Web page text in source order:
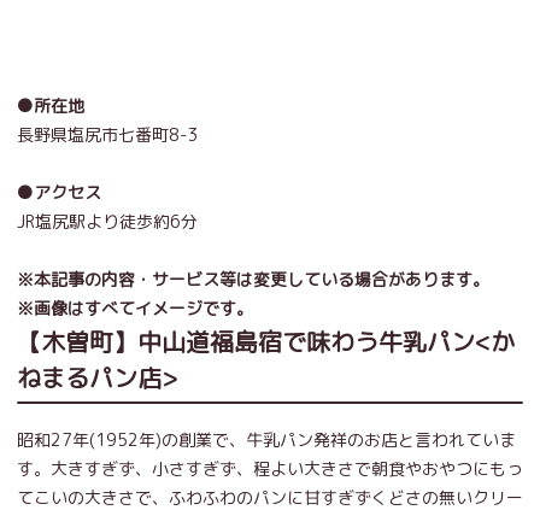
●所在地
長野県塩尻市七番町8-3
●アクセス
JR塩尻駅より徒歩約6分
※本記事の内容・サービス等は変更している場合があります。
※画像はすべてイメージです。
【木曽町】中山道福島宿で味わう牛乳パン<か
ねまるパン店>
昭和27年(1952年)の創業で、牛乳パン発祥のお店と言われていま
す。大きすぎず、小さすぎず、程よい大きさで朝食やおやつにもっ
てこいの大きさで、ふわふわのパンに甘すぎずくどさの無いクリー